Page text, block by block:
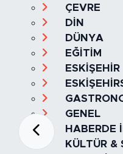
ÇEVRE
DİN
DÜNYA
EĞİTİM
ESKİŞEHİR
GENEL
HABERDE
KÜLTÜR &